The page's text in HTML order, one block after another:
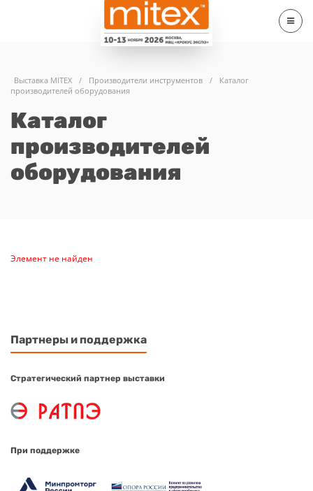
Выставка MITEX / Производители инструментов /
Каталог
производителей оборудования
Каталог
производителей
оборудования
Элемент не найден
Партнеры и поддержка
Стратегический партнер выставки
При поддержке